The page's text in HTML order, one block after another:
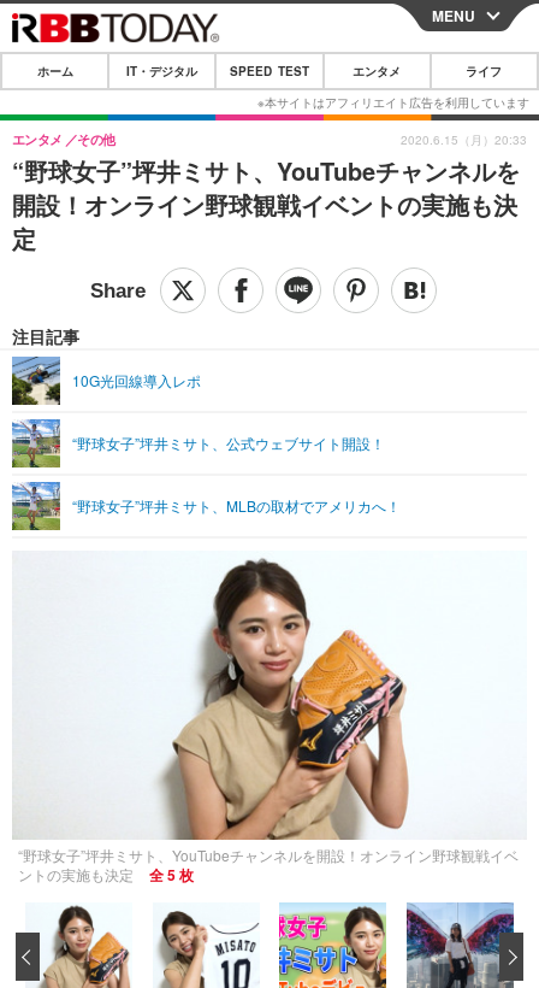
CLOSE
ホーム
IT・デジタル
IT・デジタルTOP スマートフォン
ショッピング その他
SPEED TEST
エンタメ
エンタメTOP 映画・ドラマ
音楽
ペット
リリース一覧
プッシュ通知の停止方法
MENU
ホーム IT・デジタル SPEED TEST エンタメ ライフ
“野球女子”坪井ミサト、YouTubeチャンネルを
開設！オンライン野球観戦イベントの実施も決
定
エンタメ その他
注目記事
10G光回線導入レポ
“野球女子”坪井ミサト、公式ウェブサイト開設！
“野球女子”坪井ミサト、MLBの取材でアメリカへ！
2020.6.15（月）20:33
“野球女子”坪井ミサト、YouTubeチャンネルを開設！オンライン野球観戦イベ
ントの実施も決定
全 5 枚
‹